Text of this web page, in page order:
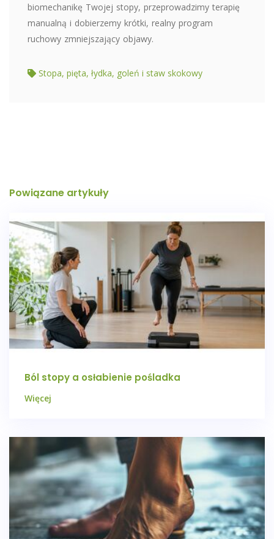
biomechanikę Twojej stopy, przeprowadzimy terapię
manualną i dobierzemy krótki, realny program
ruchowy zmniejszający objawy.
Stopa, pięta, łydka, goleń i staw skokowy
Powiązane artykuły
Ból stopy a osłabienie pośladka
Więcej